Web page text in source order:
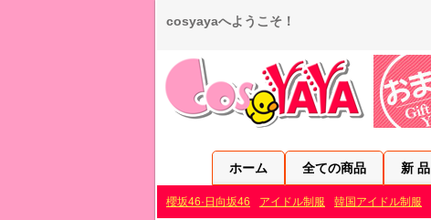
cosyayaへようこそ！
ホーム 全ての商品 新 品
櫻坂46·日向坂46 アイドル制服 韓国アイドル制服